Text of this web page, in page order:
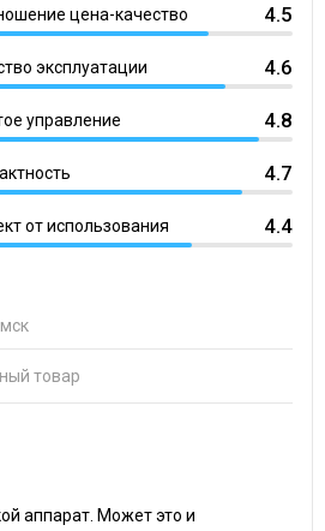
цена-качество 4.5
эксплуатации 4.6
управление 4.8
4.7
от использования 4.4
товар
аппарат. Может это и